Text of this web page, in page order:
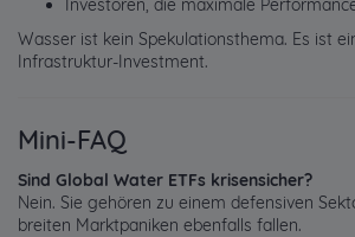
Investoren, die maximale
Wasser ist kein Spekulationsthema. Es ist
Infrastruktur-Investment.
Mini-FAQ
Sind Global Water ETFs krisensicher?
Nein. Sie gehören zu einem defensiven
breiten Marktpaniken ebenfalls fallen.